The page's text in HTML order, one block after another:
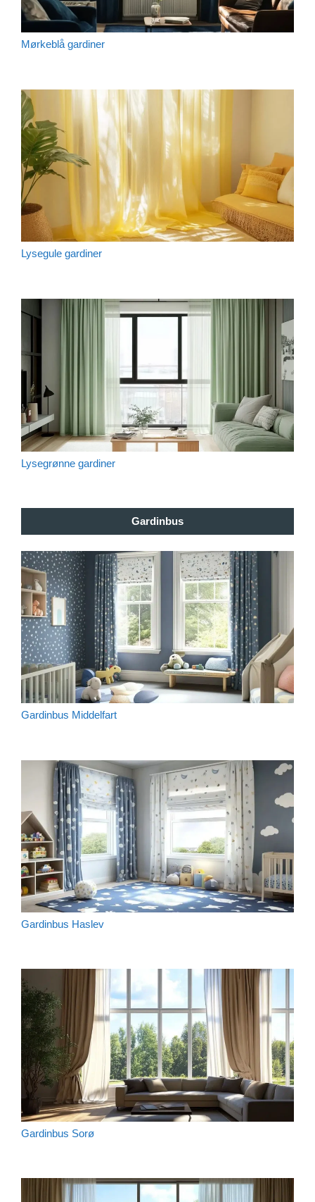
Mørkeblå gardiner
Lysegule gardiner
Lysegrønne gardiner
Gardinbus
Gardinbus Middelfart
Gardinbus Haslev
Gardinbus Sorø